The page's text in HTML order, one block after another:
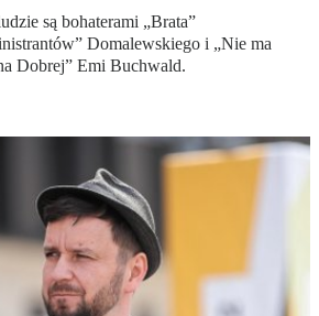
są bohaterami „Brata”
Domalewskiego i „Nie ma
Dobrej” Emi Buchwald.